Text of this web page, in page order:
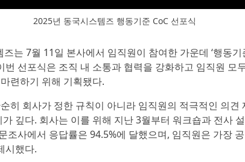
2025년 동국시스템즈 행동기준 CoC 선포식
즈는 7월 11일 본사에서 임직원이 참여한 가운데 ‘행동
번 선포식은 조직 내 소통과 협력을 강화하고 임직원 모
련하기 위해 기획됐다.
히 회사가 정한 규칙이 아니라 임직원의 적극적인 의견
깊다. 회사는 이를 위해 지난 3월부터 워크숍과 전사
조사에서 응답률은 94.5%에 달했으며, 임직원은 가장
시했다.